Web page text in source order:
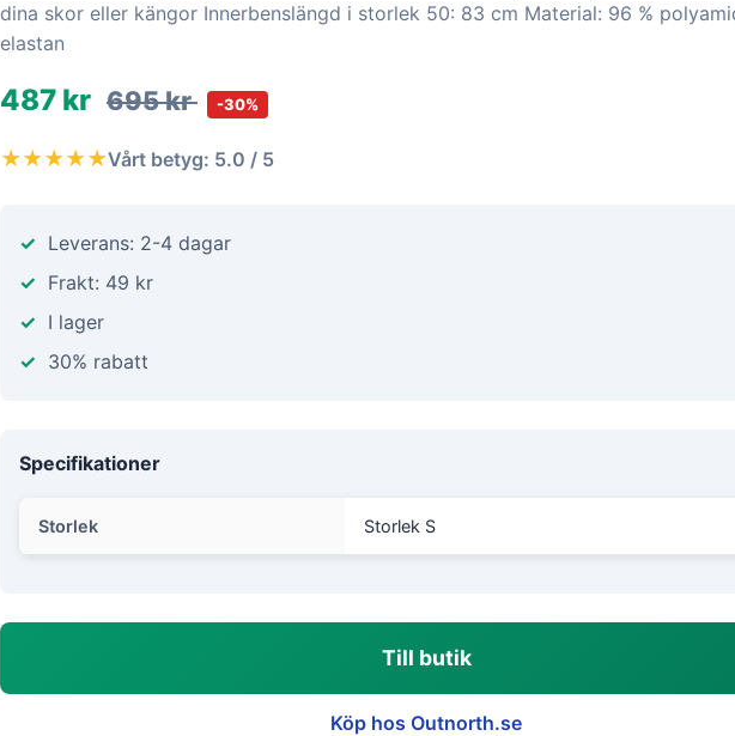
dina skor eller kängor Innerbenslängd i storlek 50: 83 cm Material: 96 %
elastan
487 kr 695 kr -30%
★★★★★Vårt betyg: 5.0 / 5
Leverans: 2-4 dagar
Frakt: 49 kr
I lager
30% rabatt
Specifikationer
Storlek Storlek S
Till butik
Köp hos Outnorth.se